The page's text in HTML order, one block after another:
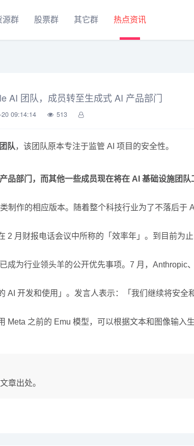
源群 股票群 其它群 热点资讯
AI 团队，成员转至生成式 AI 产品部门
09:14:14 513
队，该团队原本专注于监管 AI 项目的安全性。
品部门，而其他一些成员现在将在 AI 基础设施团队
作的相应版本。随着整个科技行业为了不落后于
2 月财报电话会议中所称的「效率年」。到目前为
为行业领头羊的公开优先事项。7 月，Anthropic
开发和使用」。发言人表示：「我们继续将安全
Meta 之前的 Emu 模型，可以根据文本和图像输入
章出处。